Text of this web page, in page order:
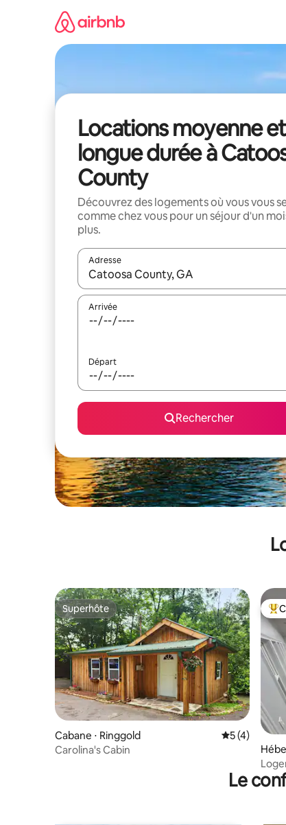
Locations moyenne et
longue durée à
County
Découvrez des logements où vous vous
comme chez vous pour un séjour d'un
plus.
Adresse
Lorsque les résultats s'affichent, utilisez les
Arrivée
Départ
Rechercher
Superhôte
Superhôte
Cabane ⋅ Ringgold Évaluation
5 (4)
Carolina's Cabin
de
Le